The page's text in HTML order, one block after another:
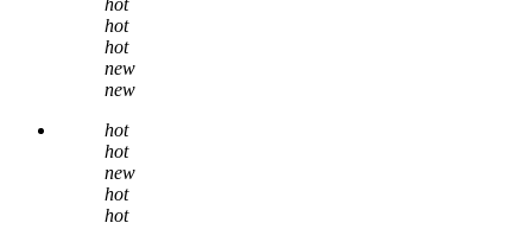
hot
hot
new
new
hot
hot
new
hot
hot